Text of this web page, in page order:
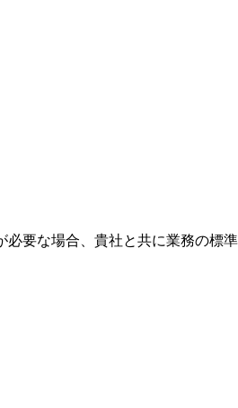
要な場合、貴社と共に業務の標